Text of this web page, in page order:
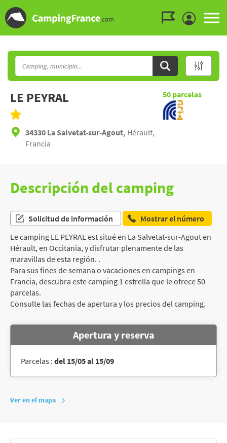
LE PEYRAL
34330 La Salvetat-sur-Agout, Hérault,
Francia
50 parcelas
Descripción del camping
Solicitud de información
Mostrar el número
Le camping LE PEYRAL est situé en La Salvetat-sur-Agout en
Hérault, en Occitania, y disfrutar plenamente de las
maravillas de esta región. .
Para sus fines de semana o vacaciones en campings en
Francia, descubra este camping 1 estrella que le ofrece 50
parcelas.
Consulte las fechas de apertura y los precios del camping.
Apertura y reserva
Parcelas : del 15/05 al 15/09
Ver en el mapa